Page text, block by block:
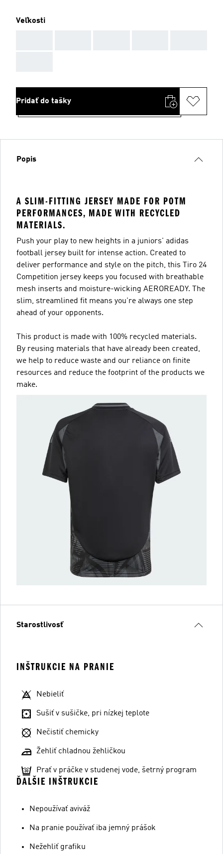
Veľkosti
Pridať do tašky
Popis
A SLIM-FITTING JERSEY MADE FOR POTM
PERFORMANCES, MADE WITH RECYCLED
MATERIALS.
Push your play to new heights in a juniors' adidas
football jersey built for intense action. Created to
deliver performance and style on the pitch, this Tiro 24
Competition jersey keeps you focused with breathable
mesh inserts and moisture-wicking AEROREADY. The
slim, streamlined fit means you're always one step
ahead of your opponents.
This product is made with 100% recycled materials.
By reusing materials that have already been created,
we help to reduce waste and our reliance on finite
resources and reduce the footprint of the products we
make.
Starostlivosť
INŠTRUKCIE NA PRANIE
Nebieliť
Sušiť v sušičke, pri nízkej teplote
Nečistiť chemicky
Žehliť chladnou žehličkou
Prať v práčke v studenej vode, šetrný program
ĎALŠIE INŠTRUKCIE
Nepoužívať aviváž
Na pranie používať iba jemný prášok
Nežehliť grafiku